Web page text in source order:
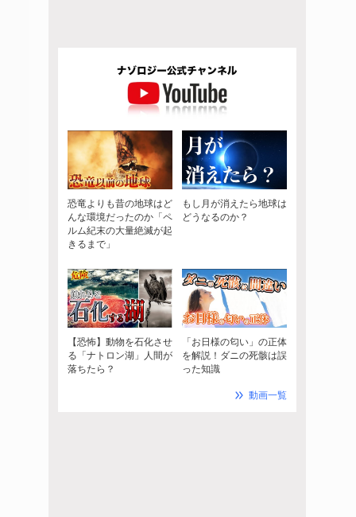
恐竜よりも昔の地球はど
んな環境だったのか「ペ
ルム紀末の大量絶滅が起
きるまで」
もし月が消えたら地球は
どうなるのか？
【恐怖】動物を石化させ
る「ナトロン湖」人間が
落ちたら？
「お日様の匂い」の正体
を解説！ダニの死骸は誤
った知識
動画一覧